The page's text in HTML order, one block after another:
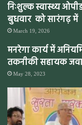
निःशुल्क स्वास्थ्य
बुधवार को सारंगढ़ में
March 19, 2026
मनरेगा कार्य में
तकनीकी सहायक
May 28, 2023